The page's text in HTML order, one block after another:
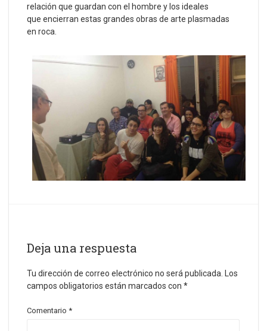
relación que guardan con el hombre y los ideales
que encierran estas grandes obras de arte plasmadas
en roca.
Deja una respuesta
Tu dirección de correo electrónico no será publicada. Los
campos obligatorios están marcados con *
Comentario *